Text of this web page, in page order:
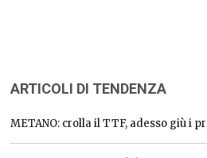
ARTICOLI DI TENDENZA
METANO: crolla il TTF, adesso giù i